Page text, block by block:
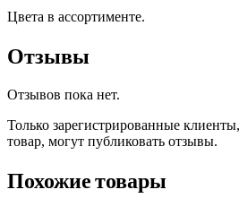
Цвета в ассортименте.
Отзывы
Отзывов пока нет.
Только зарегистрированные
товар, могут публиковать отзывы.
Похожие товары